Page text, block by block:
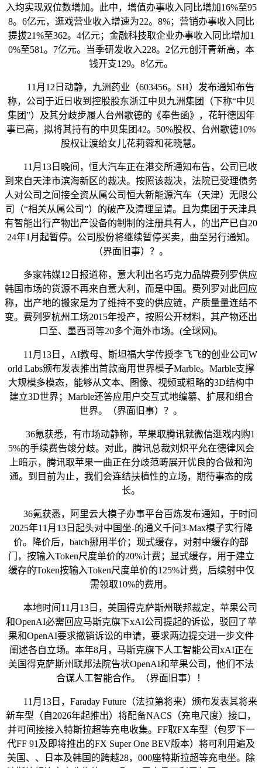
入均实现双位数增加。此中，增值办事收入同比增加16%至95
8。6亿元，逛戏营业收入增速为22。8%；营销办事收入同比
提拔21%至362。4亿元；金融科技取企业办事收入同比增加1
0%至581。7亿元。当季研发收入228。2亿元创汗青新高，本
钱开支129。8亿元。
11月12日动静，九洲药业（603456。SH）发布通知布告
称，公司于近日收到控股股东浙江中贝九洲集团（下称“中贝
集团”）及其分歧步履人台州歌德的《奉告函》，花轩德因年
事已高，拟将其持有的中贝集团42。50%股权、台州歌德10%
股权让渡给女儿花莉蓉和花晓慧。
11月13日晚间，恒大汽车正在港交所通知布告，公司已收
到来自天津市滨海新区的裁决。按照该裁决，法院已受理债务
人对公司之间接全资从属公司恒大新能源汽车（天津）无限公
司（“相关从属公司”）的破产及清理呈请。且为集团于天津具
有智能出行产物出产设备的制制的注册具有人，的出产已自20
24年1月起暂停。公司股份将继续暂停买卖，曲至另行通知。
（界面旧事）？。
多家韩媒12日报道称，意大利出名巧克力品牌费列罗供应
韩国市场的货源不再来自意大利，而是中国。费列罗对此回应
称，出产地的搬家是为了维持不变的供应链，产质量量连结不
变。费列罗杭州工场2015年投产，按照公开材料，其产物还出
口至、墨西哥等20多个海外市场。(全球网)。
11月13日，AI教母、斯坦福大学传授李飞飞的创业公司W
orld Labs颁布发表推出首款商用世界模子Marble。Marble支撑
大规模多模态，能够从文本、图像、视频或粗略的3D结构中
建立3D世界；Marble还答应用户交互式地编纂、扩展和组合
世界。（界面旧事）？。
36氪获悉，有市场动静称，苹果取腾讯就微信逛戏内购1
5%的手续费告竣分歧。对此，腾讯总裁刘炽平允在德律风会
上暗示，腾讯取苹果一曲正在分歧范畴展开优良的合做和沟
通。到目前为止，我们会连结扶植性的立场，期待事态的成
长。
36氪获悉，阿里云大模子办事平台百炼发布通知，于时间
2025年11月13日起头对中国坐-的通义千问3-Max模子实行降
价。降价后，batch挪用半价；现式缓存，对射中缓存的部
门，按输入Token尺度单价的20%计费；显式缓存，用于建立
缓存的Token按输入Token尺度单价的125%计费，后续射中仅
需领取10%的费用。
本地时间11月13日，美国得克萨斯州联邦裁定，苹果公司
和OpenAI必需回应马斯克旗下xAI公司提起的诉讼，驳回了苹
果和OpenAI要求撤销诉讼的申请，要求两边提交进一步文件
阐述各自立场。本年8月，马斯克旗下人工智能公司xAI正在
美国得克萨斯州联邦法院告状OpenAI和苹果公司，他们不法
合谋人工智能合作。（界面旧事）！
11月13日，Faraday Future（法拉第将来）颁布发表其将来
新车型（自2026年起推出）将配备NACS（充电尺度）接口，
并可间接接入特斯拉超等充电收集。FF取FX车型（包罗下一
代FF 91及即将推出的FX Super One BEV版本）将可利用遍及
美国、、日本及韩国的跨越28，000座特斯拉超等充电坐。除